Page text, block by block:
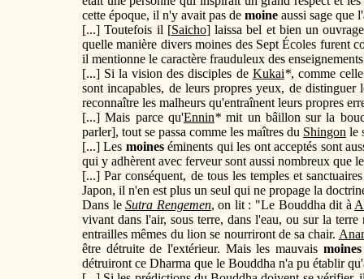
cette époque, il n'y avait pas de moine aussi sage que
[...] Toutefois il [Saicho] laissa bel et bien un
quelle manière divers moines des Sept Écoles furent
il mentionne le caractère frauduleux des
[...] Si la vision des disciples de Kukai*, comme
sont incapables, de leurs propres yeux, de
reconnaître les malheurs qu'entraînent leurs propres
[...] Mais parce qu'Ennin*mit un bâillon sur la
parler], tout se passa comme les maîtres du Shingon le
[...] Les moineséminents qui les ont acceptés sont
qui y adhèrent avec ferveur sont aussi nombreux que
[...] Par conséquent, de tous les temples et
Japon, il n'en est plus un seul qui ne propage la
Dans leSutra Rengemen, on lit : "Le Bouddha dit à
vivant dans l'air, sous terre, dans l'eau, ou sur la
entrailles mêmes du lion se nourriront de sa chair.
être détruite de l'extérieur. Mais les mauvais moines
détruiront ce Dharma que le Bouddha n'a pu établir